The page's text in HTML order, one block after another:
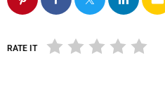
RATE IT